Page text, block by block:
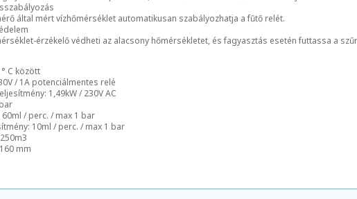
által mért vízhőmérséklet automatikusan szabályozhatja a fűtő relét.
érzékelő védheti az alacsony hőmérsékletet, és fagyasztás esetén futtassa a
C között
/ 1A potenciálmentes relé
1,49kW / 230V AC
/ perc. / max 1 bar
10ml / perc. / max 1 bar
mm